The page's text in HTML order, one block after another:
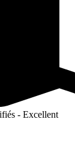
- Excellent